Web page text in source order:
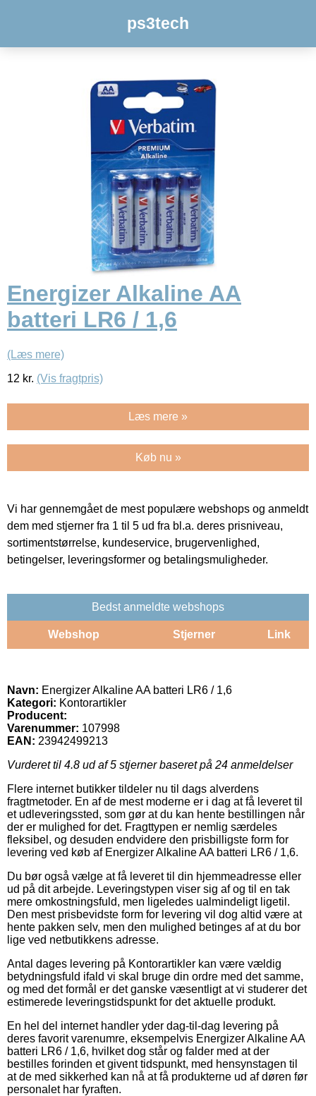
ps3tech
Energizer Alkaline AA
batteri LR6 / 1,6
(Læs mere)
12 kr. (Vis fragtpris)
Læs mere »
Køb nu »
Vi har gennemgået de mest populære webshops og anmeldt
dem med stjerner fra 1 til 5 ud fra bl.a. deres prisniveau,
sortimentstørrelse, kundeservice, brugervenlighed,
betingelser, leveringsformer og betalingsmuligheder.
Bedst anmeldte webshops
Webshop Stjerner Link
Navn: Energizer Alkaline AA batteri LR6 / 1,6
Kategori: Kontorartikler
Producent:
Varenummer: 107998
EAN: 23942499213
Vurderet til 4.8 ud af 5 stjerner baseret på 24 anmeldelser
Flere internet butikker tildeler nu til dags alverdens
fragtmetoder. En af de mest moderne er i dag at få leveret til
et udleveringssted, som gør at du kan hente bestillingen når
der er mulighed for det. Fragttypen er nemlig særdeles
fleksibel, og desuden endvidere den prisbilligste form for
levering ved køb af Energizer Alkaline AA batteri LR6 / 1,6.
Du bør også vælge at få leveret til din hjemmeadresse eller
ud på dit arbejde. Leveringstypen viser sig af og til en tak
mere omkostningsfuld, men ligeledes ualmindeligt ligetil.
Den mest prisbevidste form for levering vil dog altid være at
hente pakken selv, men den mulighed betinges af at du bor
lige ved netbutikkens adresse.
Antal dages levering på Kontorartikler kan være vældig
betydningsfuld ifald vi skal bruge din ordre med det samme,
og med det formål er det ganske væsentligt at vi studerer det
estimerede leveringstidspunkt for det aktuelle produkt.
En hel del internet handler yder dag-til-dag levering på
deres favorit varenumre, eksempelvis Energizer Alkaline AA
batteri LR6 / 1,6, hvilket dog står og falder med at der
bestilles forinden et givent tidspunkt, med hensynstagen til
at de med sikkerhed kan nå at få produkterne ud af døren før
personalet har fyraften.